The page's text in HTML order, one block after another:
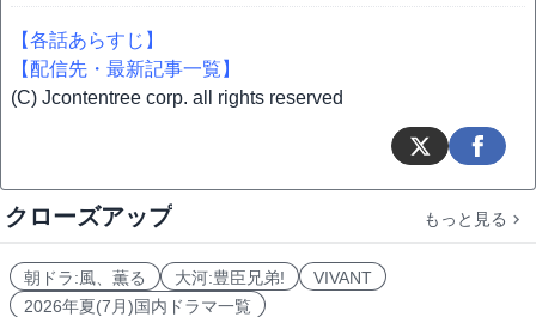
【各話あらすじ】
【配信先・最新記事一覧】
(C) Jcontentree corp. all rights reserved
クローズアップ もっと見る
朝ドラ:風、薫る 大河:豊臣兄弟!
VIVANT
2026年夏(7月)国内ドラマ一覧